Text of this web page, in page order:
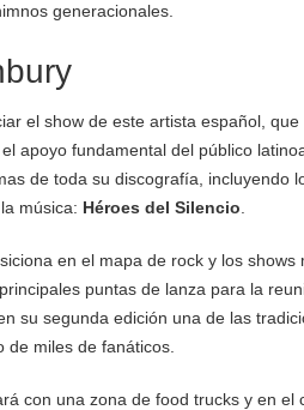
generacionales.
el show de este artista español,
apoyo fundamental del público
de toda su discografía, incluyendo
música: Héroes del Silencio
en el mapa de rock y los shows
puntas de lanza para la
su segunda edición una de las
miles de fanáticos.
con una zona de food trucks y en el